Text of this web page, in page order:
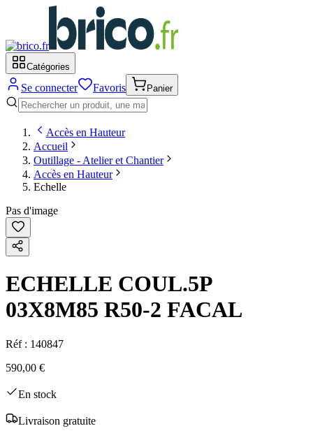
Catégories
Se connecter Favoris Panier
Accès en Hauteur
Accueil
Outillage - Atelier et Chantier
Accès en Hauteur
Echelle
Pas d'image
ECHELLE COUL.5P
03X8M85 R50-2 FACAL
Réf : 140847
590,00 €
En stock
Livraison gratuite